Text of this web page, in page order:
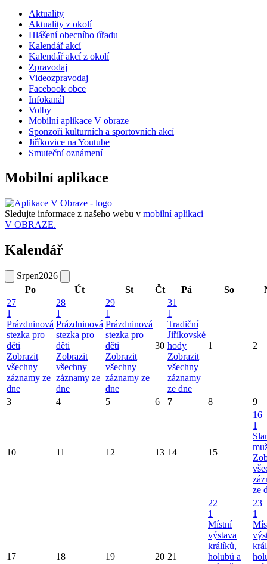
Aktuality
Aktuality z okolí
Hlášení obecního úřadu
Kalendář akcí
Kalendář akcí z okolí
Zpravodaj
Videozpravodaj
Facebook obce
Infokanál
Volby
Mobilní aplikace V obraze
Sponzoři kulturních a sportovních akcí
Jiříkovice na Youtube
Smuteční oznámení
Mobilní aplikace
Sledujte informace z našeho webu v mobilní aplikaci –
V OBRAZE.
Kalendář
Srpen2026
Po
Út St Čt Pá So
27
1
Prázdninová
stezka pro
děti
Zobrazit
všechny
záznamy ze
dne
28
1
Prázdninová
stezka pro
děti
Zobrazit
všechny
záznamy ze
dne
29
1
Prázdninová
stezka pro
děti
Zobrazit
všechny
záznamy ze
dne
30
31
1
Tradiční
Jiříkovské
hody
Zobrazit
všechny
záznamy
ze dne
1 2
3 4 5 6 7 8 9
10 11 12 13 14 15
16
1
ze
17 18 19 20 21
22
1
Místní
výstava
králíků,
holubů a
23
1